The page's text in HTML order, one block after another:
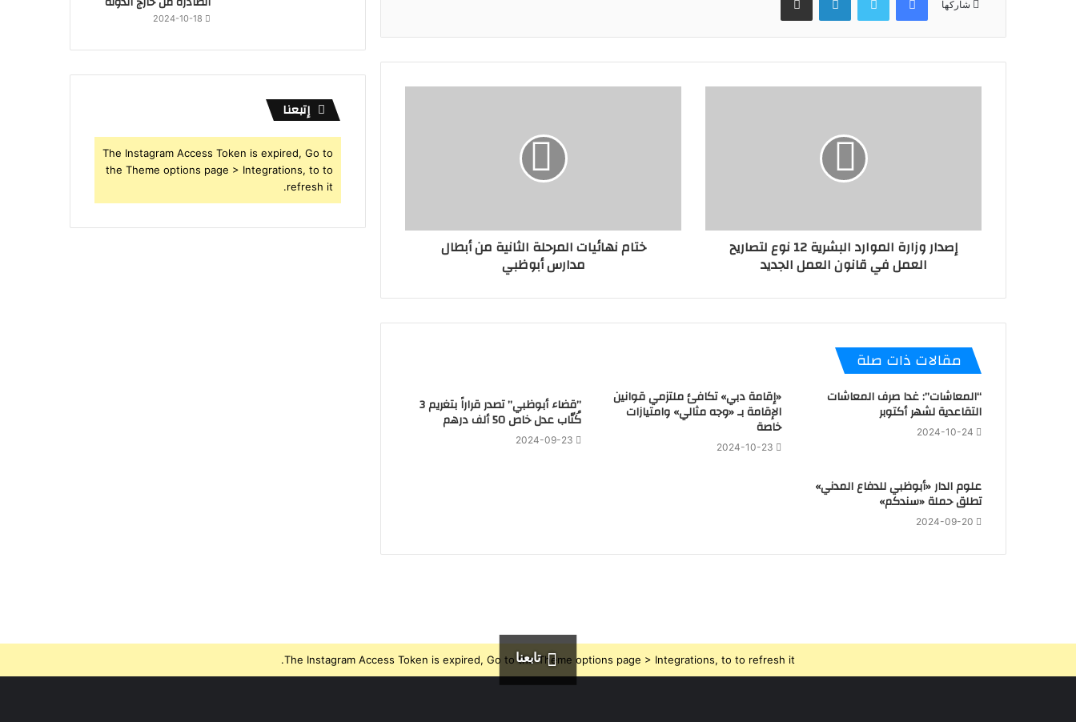
شاركها
إصدار وزارة الموارد البشرية 12 نوع لتصاريح
العمل في قانون العمل الجديد
ختام نهائيات المرحلة الثانية من أبطال
مدارس أبوظبي
مقالات ذات صلة
“المعاشات”: غدا صرف المعاشات
التقاعدية لشهر أكتوبر
2024-10-24
«إقامة دبي» تكافئ ملتزمي قوانين
الإقامة بـ «وجه مثالي» وامتيازات
خاصة
2024-10-23
‏”قضاء أبوظبي” تصدر قراراً بتغريم 3
كُتّاب عدل خاص 50 ألف درهم
2024-09-23
علوم الدار «أبوظبي للدفاع المدني»
تطلق حملة «سندكم»
2024-09-20
2024-10-18
إتبعنا
The Instagram Access Token is expired, Go to
the Theme options page > Integrations, to to
refresh it.
تابعنا
The Instagram Access Token is expired, Go to the Theme options page > Integrations, to to refresh it.